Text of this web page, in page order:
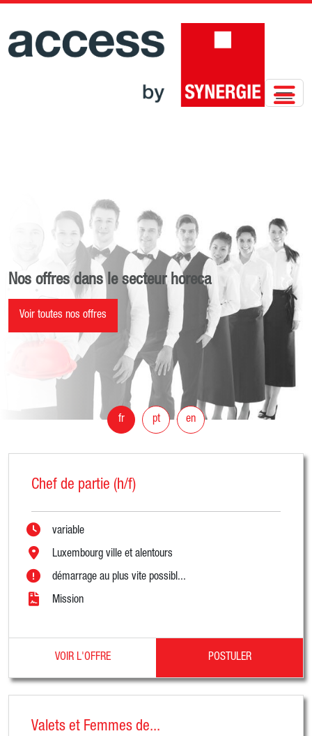
Nos offres dans le secteur horeca
Voir toutes nos offres
fr pt en
Chef de partie (h/f)
variable
Luxembourg ville et alentours
démarrage au plus vite possibl...
Mission
VOIR L'OFFRE POSTULER
Valets et Femmes de...